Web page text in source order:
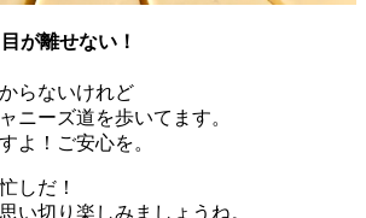
が離せない！
らないけれど
ニーズ道を歩いてます。
よ！ご安心を。
しだ！
い切り楽しみましょうね。